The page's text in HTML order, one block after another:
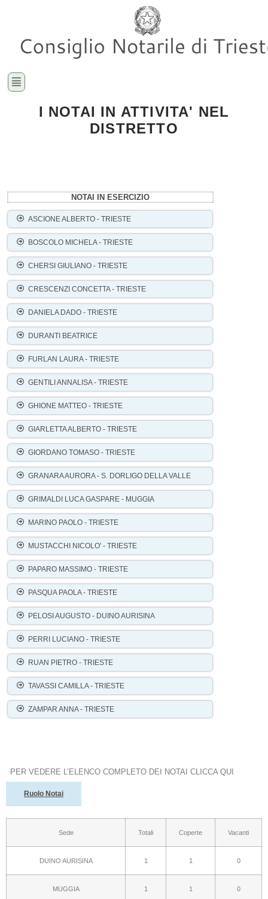
I NOTAI IN ATTIVITA' NEL
DISTRETTO
NOTAI IN ESERCIZIO
ASCIONE ALBERTO - TRIESTE
BOSCOLO MICHELA - TRIESTE
CHERSI GIULIANO - TRIESTE
CRESCENZI CONCETTA - TRIESTE
DANIELA DADO - TRIESTE
DURANTI BEATRICE
FURLAN LAURA - TRIESTE
GENTILI ANNALISA - TRIESTE
GHIONE MATTEO - TRIESTE
GIARLETTA ALBERTO - TRIESTE
GIORDANO TOMASO - TRIESTE
GRANARA AURORA - S. DORLIGO DELLA VALLE
GRIMALDI LUCA GASPARE - MUGGIA
MARINO PAOLO - TRIESTE
MUSTACCHI NICOLO' - TRIESTE
PAPARO MASSIMO - TRIESTE
PASQUA PAOLA - TRIESTE
PELOSI AUGUSTO - DUINO AURISINA
PERRI LUCIANO - TRIESTE
RUAN PIETRO - TRIESTE
TAVASSI CAMILLA - TRIESTE
ZAMPAR ANNA - TRIESTE
PER VEDERE L’ELENCO COMPLETO DEI NOTAI CLICCA QUI
Ruolo Notai
Sede Totali Coperte Vacanti
DUINO AURISINA 1 1 0
MUGGIA 1 1 0